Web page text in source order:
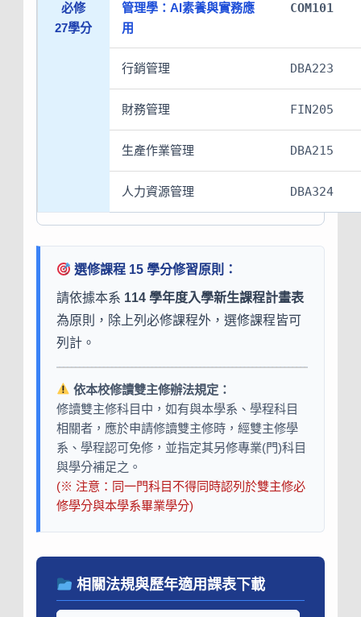
必修
27學分
管理學：AI素養與實務應
用
COM101
行銷管理 DBA223
財務管理 FIN205
生產作業管理 DBA215
人力資源管理 DBA324
選修課程 15 學分修習原則：
請依據本系 114 學年度入學新生課程計畫表
為原則，除上列必修課程外，選修課程皆可
列計。
依本校修讀雙主修辦法規定：
修讀雙主修科目中，如有與本學系、學程科目
相關者，應於申請修讀雙主修時，經雙主修學
系、學程認可免修，並指定其另修專業(門)科目
與學分補足之。
(※ 注意：同一門科目不得同時認列於雙主修必
修學分與本學系畢業學分)
相關法規與歷年適用課表下載